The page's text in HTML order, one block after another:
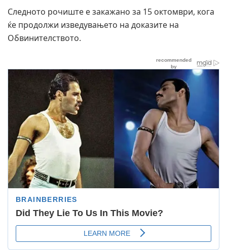
Следното рочиште е закажано за 15 октомври, кога
ќе продолжи изведувањето на доказите на
Обвинителството.